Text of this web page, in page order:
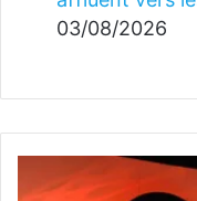
03/08/2026